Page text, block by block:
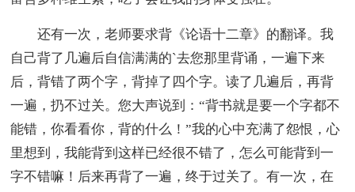
还有一次，老师要求背《论语十二章》的翻译。我
自己背了几遍后自信满满的`去您那里背诵，一遍下来
后，背错了两个字，背掉了四个字。读了几遍后，再背
一遍，扔不过关。您大声说到：“背书就是要一个字都不
能错，你看看你，背的什么！”我的心中充满了怨恨，心
里想到，我能背到这样已经很不错了，怎么可能背到一
字不错嘛！后来再背了一遍，终于过关了。有一次，在